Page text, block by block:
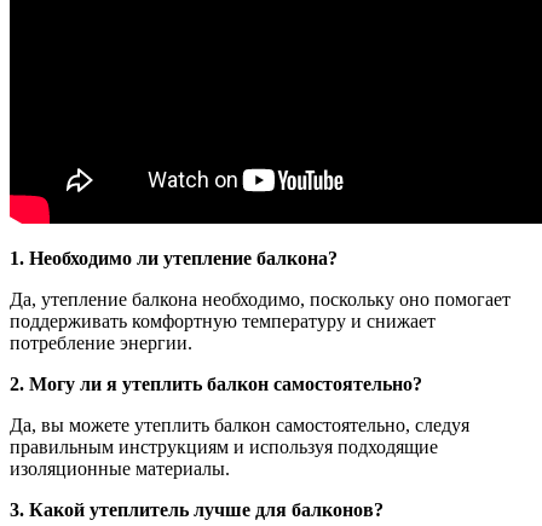
1. Необходимо ли утепление балкона?
Да, утепление балкона необходимо, поскольку оно помогает
поддерживать комфортную температуру и снижает
потребление энергии.
2. Могу ли я утеплить балкон самостоятельно?
Да, вы можете утеплить балкон самостоятельно, следуя
правильным инструкциям и используя подходящие
изоляционные материалы.
3. Какой утеплитель лучше для балконов?